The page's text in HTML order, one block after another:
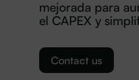
mejorada para
el CAPEX y
Contact us